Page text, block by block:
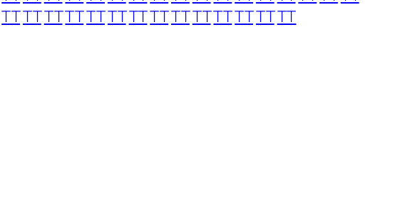
TTTTTTTTTTTTTTTTTTTTTTTTTTTT